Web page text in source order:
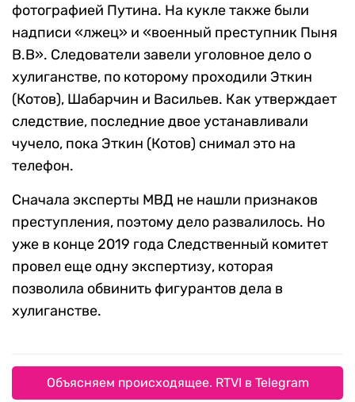
фотографией Путина. На кукле также были
надписи «лжец» и «военный преступник Пыня
В.В». Следователи завели уголовное дело о
хулиганстве, по которому проходили Эткин
(Котов), Шабарчин и Васильев. Как утверждает
следствие, последние двое устанавливали
чучело, пока Эткин (Котов) снимал это на
телефон.
Сначала эксперты МВД не нашли признаков
преступления, поэтому дело развалилось. Но
уже в конце 2019 года Следственный комитет
провел еще одну экспертизу, которая
позволила обвинить фигурантов дела в
хулиганстве.
Объясняем происходящее. RTVI в Telegram